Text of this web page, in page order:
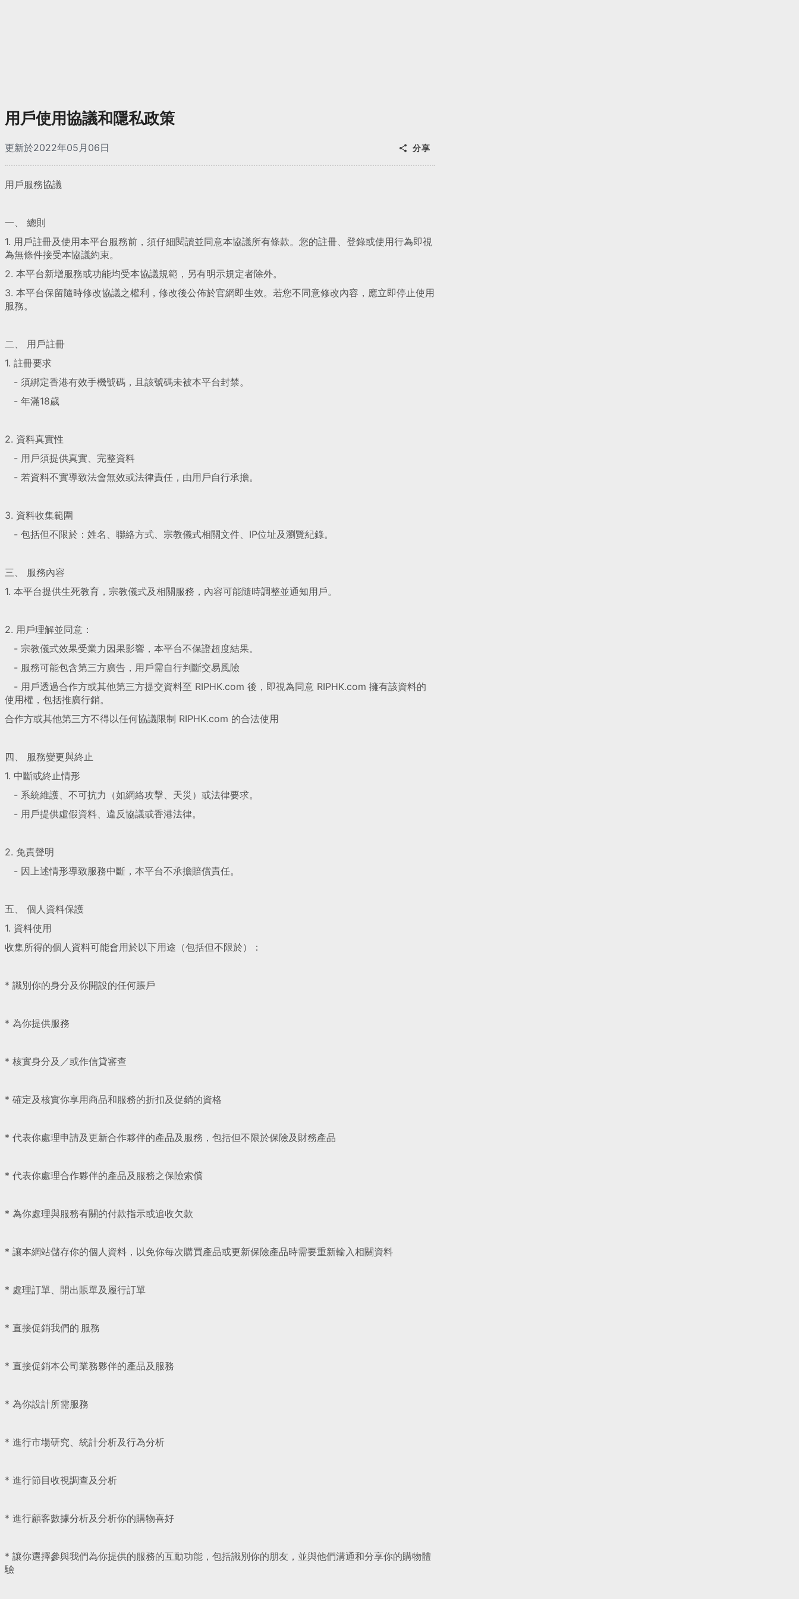
用戶使用協議和隱私政策
更新於2022年05月06日 分享
用戶服務協議
一、 總則
1. 用戶註冊及使用本平台服務前，須仔細閱讀並同意本協議所有條款。您的註冊、登錄或使用行為即視
為無條件接受本協議約束。
2. 本平台新增服務或功能均受本協議規範，另有明示規定者除外。
3. 本平台保留隨時修改協議之權利，修改後公佈於官網即生效。若您不同意修改內容，應立即停止使用
服務。
二、 用戶註冊
1. 註冊要求
- 須綁定香港有效手機號碼，且該號碼未被本平台封禁。
- 年滿18歲
2. 資料真實性
- 用戶須提供真實、完整資料
- 若資料不實導致法會無效或法律責任，由用戶自行承擔。
3. 資料收集範圍
- 包括但不限於：姓名、聯絡方式、宗教儀式相關文件、IP位址及瀏覽紀錄。
三、 服務內容
1. 本平台提供生死教育，宗教儀式及相關服務，內容可能隨時調整並通知用戶。
2. 用戶理解並同意：
- 宗教儀式效果受業力因果影響，本平台不保證超度結果。
- 服務可能包含第三方廣告，用戶需自行判斷交易風險
- 用戶透過合作方或其他第三方提交資料至 RIPHK.com 後，即視為同意 RIPHK.com 擁有該資料的
使用權，包括推廣行銷。
合作方或其他第三方不得以任何協議限制 RIPHK.com 的合法使用
四、 服務變更與終止
1. 中斷或終止情形
- 系統維護、不可抗力（如網絡攻擊、天災）或法律要求。
- 用戶提供虛假資料、違反協議或香港法律。
2. 免責聲明
- 因上述情形導致服務中斷，本平台不承擔賠償責任。
五、 個人資料保護
1. 資料使用
收集所得的個人資料可能會用於以下用途（包括但不限於）：
* 識別你的身分及你開設的任何賬戶
* 為你提供服務
* 核實身分及／或作信貸審查
* 確定及核實你享用商品和服務的折扣及促銷的資格
* 代表你處理申請及更新合作夥伴的產品及服務，包括但不限於保險及財務產品
* 代表你處理合作夥伴的產品及服務之保險索償
* 為你處理與服務有關的付款指示或追收欠款
* 讓本網站儲存你的個人資料，以免你每次購買產品或更新保險產品時需要重新輸入相關資料
* 處理訂單、開出賬單及履行訂單
* 直接促銷我們的 服務
* 直接促銷本公司業務夥伴的產品及服務
* 為你設計所需服務
* 進行市場研究、統計分析及行為分析
* 進行節目收視調查及分析
* 進行顧客數據分析及分析你的購物喜好
* 讓你選擇參與我們為你提供的服務的互動功能，包括識別你的朋友，並與他們溝通和分享你的購物體
驗